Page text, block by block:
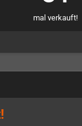
mal verkauft!